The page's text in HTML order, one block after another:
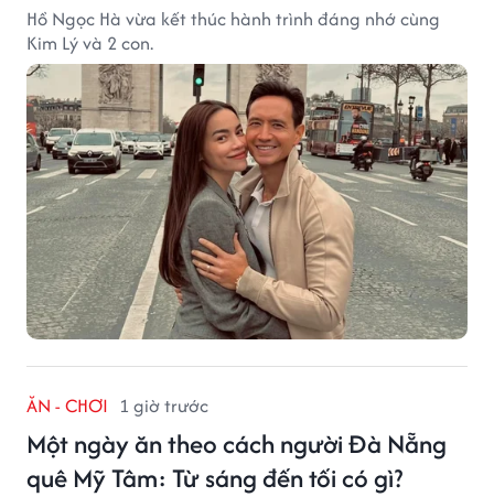
Hồ Ngọc Hà vừa kết thúc hành trình đáng nhớ cùng
Kim Lý và 2 con.
ĂN - CHƠI 1 giờ trước
Một ngày ăn theo cách người Đà Nẵng
quê Mỹ Tâm: Từ sáng đến tối có gì?